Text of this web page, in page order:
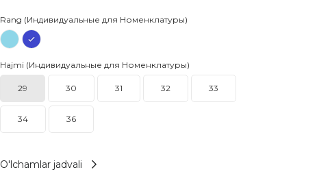
Rang (Индивидуальные для Номенклатуры)
Hajmi (Индивидуальные для Номенклатуры)
29 30 31 32 33
34 36
O'lchamlar jadvali